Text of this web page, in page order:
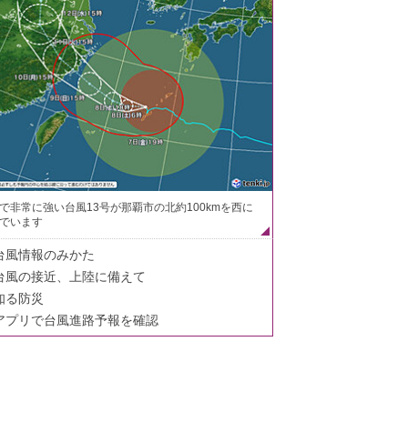
非常に強い台風13号が那覇市の北約100kmを西に
います
風情報のみかた
風の接近、上陸に備えて
る防災
プリで台風進路予報を確認